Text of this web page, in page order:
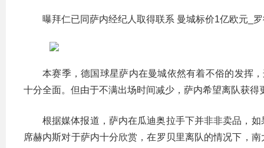
曝拜仁已同萨内经纪人取得联系 曼城标价1亿欧元_
本赛季，德国球星萨内在曼城依然有着不俗的发挥
十分全面。但由于不满出场时间减少，萨内希望离队获
根据媒体报道，萨内在瓜迪奥拉手下并非非卖品，
席赫内斯对于萨内十分欣赏，在罗贝里离队的情况下，